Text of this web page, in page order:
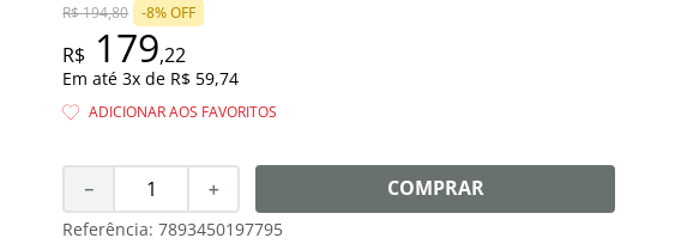
R$194,80 -8%OFF
R$ 179,22
Em até3x de R$ 59,74
＋
－ COMPRAR
Referência:7893450197795